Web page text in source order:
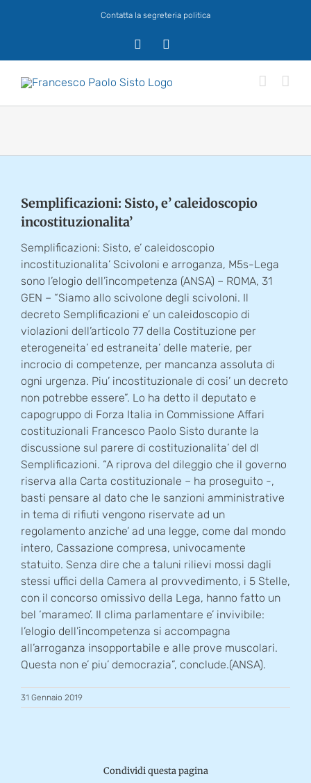
Contatta la segreteria politica
Semplificazioni: Sisto, e’ caleidoscopio
incostituzionalita’
Semplificazioni: Sisto, e’ caleidoscopio
incostituzionalita’ Scivoloni e arroganza, M5s-Lega
sono l’elogio dell’incompetenza (ANSA) – ROMA, 31
GEN – “Siamo allo scivolone degli scivoloni. Il
decreto Semplificazioni e’ un caleidoscopio di
violazioni dell’articolo 77 della Costituzione per
eterogeneita’ ed estraneita’ delle materie, per
incrocio di competenze, per mancanza assoluta di
ogni urgenza. Piu’ incostituzionale di cosi’ un decreto
non potrebbe essere”. Lo ha detto il deputato e
capogruppo di Forza Italia in Commissione Affari
costituzionali Francesco Paolo Sisto durante la
discussione sul parere di costituzionalita’ del dl
Semplificazioni. “A riprova del dileggio che il governo
riserva alla Carta costituzionale – ha proseguito -,
basti pensare al dato che le sanzioni amministrative
in tema di rifiuti vengono riservate ad un
regolamento anziche’ ad una legge, come dal mondo
intero, Cassazione compresa, univocamente
statuito. Senza dire che a taluni rilievi mossi dagli
stessi uffici della Camera al provvedimento, i 5 Stelle,
con il concorso omissivo della Lega, hanno fatto un
bel ‘marameo’. Il clima parlamentare e’ invivibile:
l’elogio dell’incompetenza si accompagna
all’arroganza insopportabile e alle prove muscolari.
Questa non e’ piu’ democrazia”, conclude.(ANSA).
31 Gennaio 2019
Condividi questa pagina